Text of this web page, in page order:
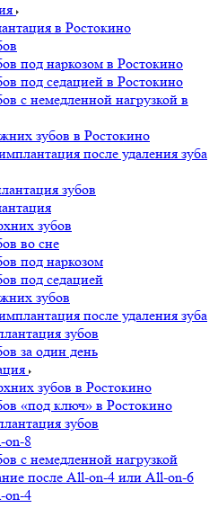
в Ростокино
под наркозом в Ростокино
под седацией в Ростокино
с немедленной нагрузкой в
зубов в Ростокино
после удаления зуба
зубов
зубов
во сне
под наркозом
под седацией
зубов
после удаления зуба
зубов
за один день
зубов в Ростокино
«под ключ» в Ростокино
зубов
8
с немедленной нагрузкой
после All-on-4 или All-on-6
on-4